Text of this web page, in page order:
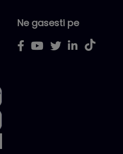
Ne gasesti pe